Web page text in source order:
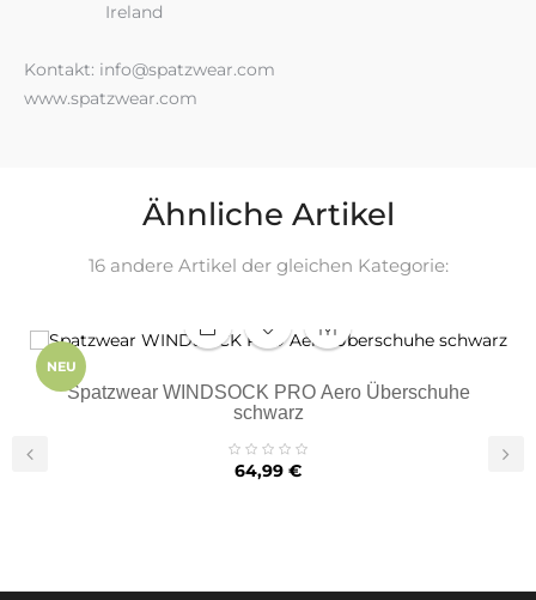
Ireland
Kontakt: info@spatzwear.com
www.spatzwear.com
Ähnliche Artikel
16 andere Artikel der gleichen Kategorie:
NEU
Spatzwear WINDSOCK PRO Aero Überschuhe
schwarz
Preis
64,99 €